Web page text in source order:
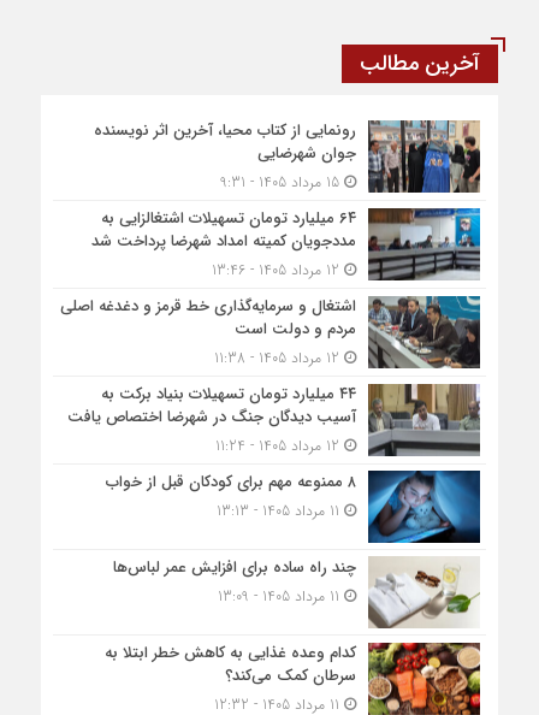
آخرین مطالب
رونمایی از کتاب محیا، آخرین اثر نویسنده
جوان شهرضایی
15 مرداد 1405 - 9:31
۶۴ میلیارد تومان تسهیلات اشتغالزایی به
مددجویان کمیته امداد شهرضا پرداخت شد
اشتغال و سرمایه‌گذاری خط قرمز و دغدغه اصلی
مردم و دولت است
۴۴ میلیارد تومان تسهیلات بنیاد برکت به
آسیب دیدگان جنگ در شهرضا اختصاص یافت
۸ ممنوعه مهم برای کودکان قبل از خواب
چند راه ساده برای افزایش عمر لباس‌ها
کدام وعده غذایی به کاهش خطر ابتلا به
سرطان کمک می‌کند؟